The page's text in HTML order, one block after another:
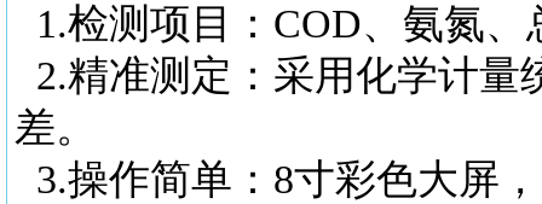
1.检测项目：COD、氨氮
2.精准测定：采用化学计
差。
3.操作简单：8寸彩色大屏